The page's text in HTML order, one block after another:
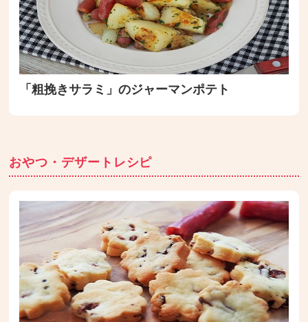
「粗挽きサラミ」のジャーマンポテト
おやつ・デザートレシピ